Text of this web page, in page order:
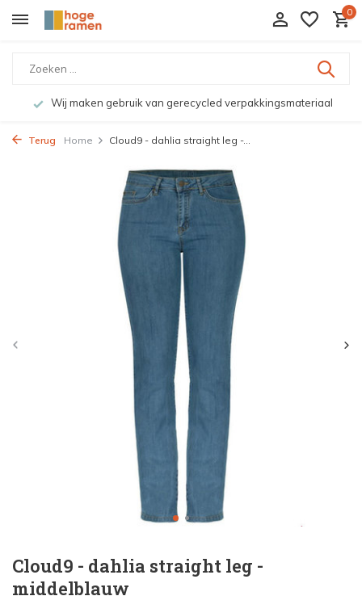
0
Wij maken gebruik van gerecycled verpakkingsmateriaal
Terug Home Cloud9 - dahlia straight leg -...
Cloud9 - dahlia straight leg -
middelblauw